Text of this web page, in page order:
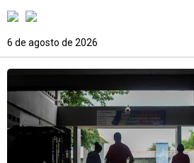
6 de agosto de 2026